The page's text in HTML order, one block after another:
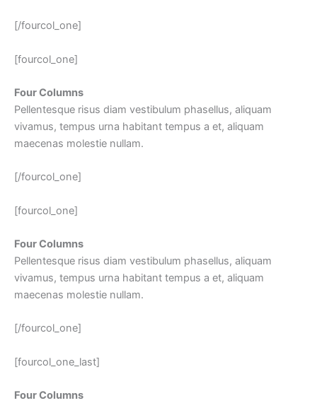
[/fourcol_one]
[fourcol_one]
Four Columns
Pellentesque risus diam vestibulum phasellus, aliquam
vivamus, tempus urna habitant tempus a et, aliquam
maecenas molestie nullam.
[/fourcol_one]
[fourcol_one]
Four Columns
Pellentesque risus diam vestibulum phasellus, aliquam
vivamus, tempus urna habitant tempus a et, aliquam
maecenas molestie nullam.
[/fourcol_one]
[fourcol_one_last]
Four Columns